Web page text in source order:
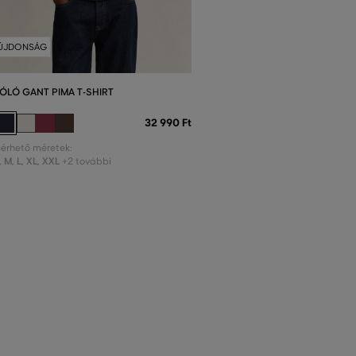
GANT PIMA T-SHIRT
32 990 Ft
méretek:
, M, L, XL, XXL +2 további